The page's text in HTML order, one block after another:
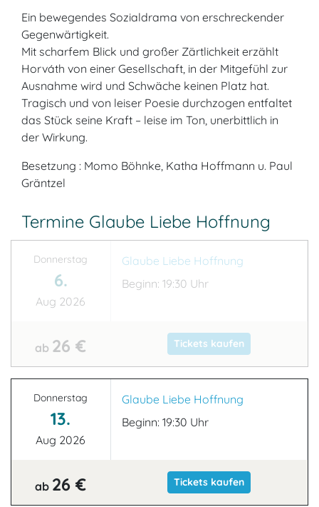
Ein bewegendes Sozialdrama von erschreckender
Gegenwärtigkeit.
Mit scharfem Blick und großer Zärtlichkeit erzählt
Horváth von einer Gesellschaft, in der Mitgefühl zur
Ausnahme wird und Schwäche keinen Platz hat.
Tragisch und von leiser Poesie durchzogen entfaltet
das Stück seine Kraft – leise im Ton, unerbittlich in
der Wirkung.
Besetzung : Momo Böhnke, Katha Hoffmann u. Paul
Gräntzel
Termine Glaube Liebe Hoffnung
Donnerstag
6.
Aug 2026
Glaube Liebe Hoffnung
Beginn: 19:30 Uhr
ab 26 € Tickets kaufen
Donnerstag
13.
Aug 2026
Glaube Liebe Hoffnung
Beginn: 19:30 Uhr
ab 26 € Tickets kaufen